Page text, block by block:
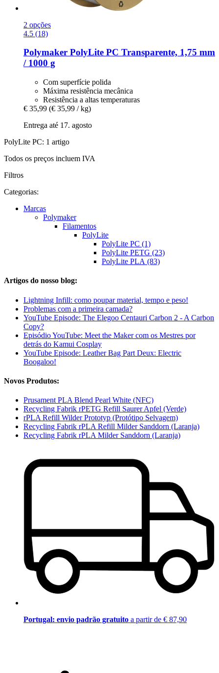
2 opções
4.5 (18)
Polymaker PolyLite PC Transparente, 1,75 mm
/ 1000 g
Com superfície polida
Máxima resistência mecânica
Resistência a altas temperaturas
€ 35,99 (€ 35,99 / kg)
Entrega até 17. agosto
PolyLite PC: 1 artigo
Todos os preços incluem IVA
Filtros
Categorias:
Marcas
Polymaker
Filamentos
PolyLite
PolyLite PC (1)
PolyLite PETG (23)
PolyLite PLA (83)
Artigos do nosso blog:
Lightning Infill: como poupar material, tempo e peso!
Problemas com a primeira camada?
YouTube Episode: The Elegoo Centauri Carbon 2 - A Carbon
Copy?
Episódio YouTube: Meet the Maker com os Mestres por
detrás do Kamui Cosplay
YouTube Episode: Leather Bag Part Deux: Electric
Boogaloo!
Novos Produtos:
Prusament PLA Blend Pearl White (NFC)
Recycling Fabrik rPETG Refill Saurer Apfel (Verde)
rPLA Refill Wilder Prototyp (Protótipo Selvagem)
Recycling Fabrik rPLA Refill Milder Sanddorn (Laranja)
Recycling Fabrik rPLA Milder Sanddorn (Laranja)
Portugal: envio padrão gratuito a partir de € 87,90